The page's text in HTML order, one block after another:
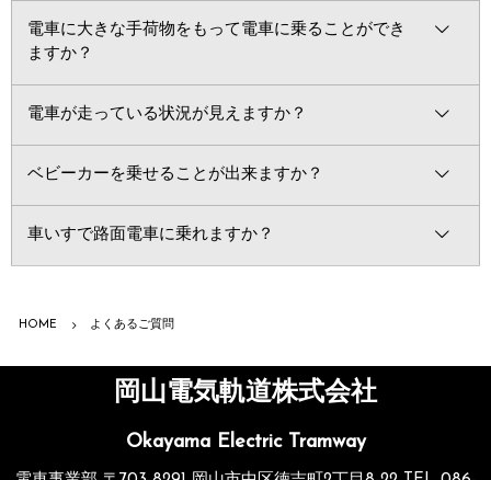
電車に大きな手荷物をもって電車に乗ることができ
ますか？
電車が走っている状況が見えますか？
ベビーカーを乗せることが出来ますか？
車いすで路面電車に乗れますか？
HOME よくあるご質問
岡山電気軌道株式会社
Okayama Electric Tramway